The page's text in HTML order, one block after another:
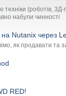
(роботів, 3Д-
набули чинності
на Nutanix через
як продавати та
RED!